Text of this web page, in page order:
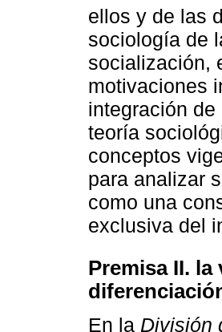
ellos y de las
sociología de
socialización,
motivaciones
integración
teoría
conceptos
para analizar
como una
exclusiva del
Premisa II.
En la División